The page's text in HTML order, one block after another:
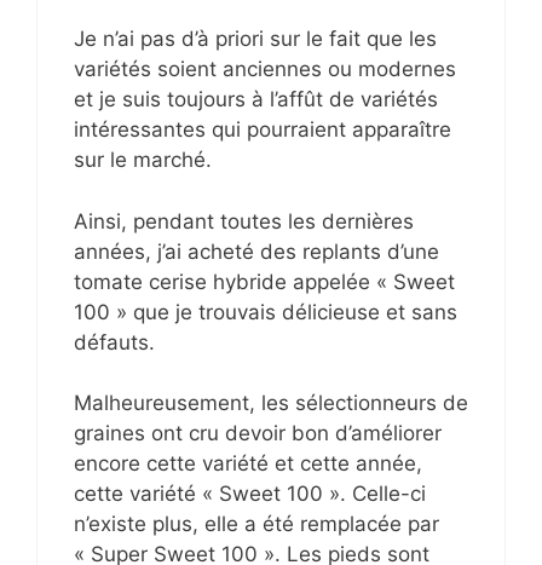
Je n’ai pas d’à priori sur le fait que les
variétés soient anciennes ou modernes
et je suis toujours à l’affût de variétés
intéressantes qui pourraient apparaître
sur le marché.
Ainsi, pendant toutes les dernières
années, j’ai acheté des replants d’une
tomate cerise hybride appelée « Sweet
100 » que je trouvais délicieuse et sans
défauts.
Malheureusement, les sélectionneurs de
graines ont cru devoir bon d’améliorer
encore cette variété et cette année,
cette variété « Sweet 100 ». Celle-ci
n’existe plus, elle a été remplacée par
« Super Sweet 100 ». Les pieds sont